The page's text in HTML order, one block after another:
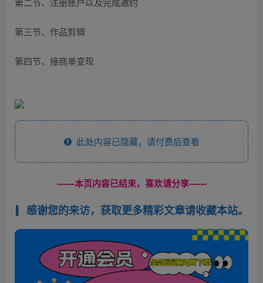
第三节、作品剪辑
第四节、接商单变现
此处内容已隐藏，请付费后查看
------本页内容已结束，喜欢请分享------
感谢您的来访，获取更多精彩文章请收藏本站。